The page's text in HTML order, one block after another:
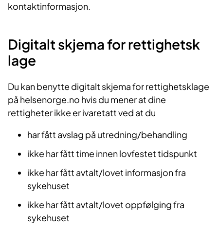
kontaktinformasjon.
Digitalt skjema for rettighetsk​
lage
Du kan benytte digitalt skjema for rettighetsklage
på helsenorge.no hvis du mener at dine
rettigheter ikke er ivaretatt ved at du
har fått avslag på utredning/behandling
ikke har fått time innen lovfestet tidspunkt
ikke har fått avtalt/lovet informasjon fra
sykehuset
ikke har fått avtalt/lovet oppfølging fra
sykehuset